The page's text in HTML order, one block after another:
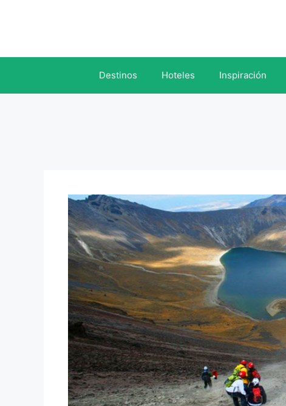
Destinos Hoteles Inspiración